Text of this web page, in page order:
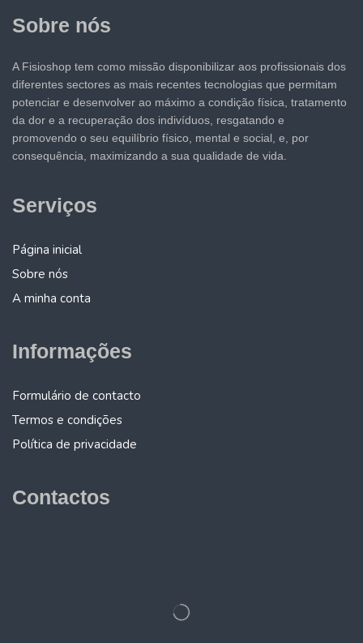
Sobre nós
A Fisioshop tem como missão disponibilizar aos profissionais dos
diferentes sectores as mais recentes tecnologias que permitam
potenciar e desenvolver ao máximo a condição física, tratamento
da dor e a recuperação dos indivíduos, resgatando e
promovendo o seu equilíbrio físico, mental e social, e, por
consequência, maximizando a sua qualidade de vida.
Serviços
Página inicial
Sobre nós
A minha conta
Informações
Formulário de contacto
Termos e condições
Política de privacidade
Contactos